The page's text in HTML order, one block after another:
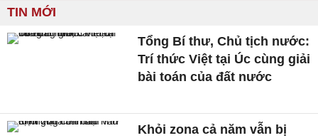
TIN MỚI
Tổng Bí thư, Chủ tịch nước:
Trí thức Việt tại Úc cùng giải
bài toán của đất nước
Khỏi zona cả năm vẫn bị